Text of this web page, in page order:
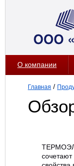
О компании
Главная /